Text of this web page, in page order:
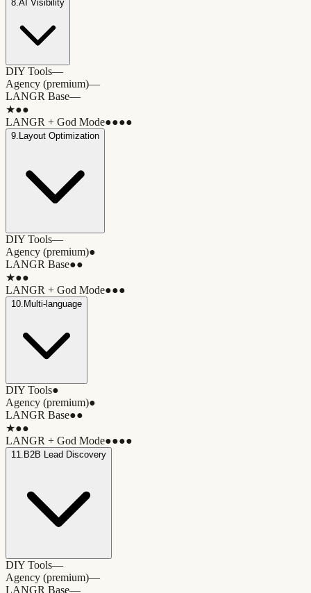
8.AI Visibility
DIY Tools—
Agency (premium)—
LANGR Base—
★●●
LANGR + God Mode●●●●
9. Layout Optimization
DIY Tools—
Agency (premium)●
LANGR Base●●
★●●
LANGR + God Mode●●●
10. Multi-language
DIY Tools●
Agency (premium)●
LANGR Base●●
★●●
LANGR + God Mode●●●●
11. B2B Lead Discovery
DIY Tools—
Agency (premium)—
LANGR Base—